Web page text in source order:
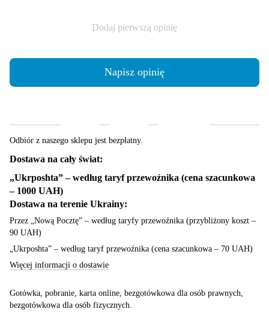
Dodaj pierwszą opinię
Napisz opinię
Odbiór z naszego sklepu jest bezpłatny.
Dostawa na cały świat:
„Ukrposhta” – według taryf przewoźnika (cena szacunkowa
– 1000 UAH)
Dostawa na terenie Ukrainy:
Przez „Nową Pocztę” – według taryfy przewoźnika (przybliżony koszt –
90 UAH)
„Ukrposhta” – według taryf przewoźnika (cena szacunkowa – 70 UAH)
Więcej informacji o dostawie
Gotówka, pobranie, karta online, bezgotówkowa dla osób prawnych,
bezgotówkowa dla osób fizycznych.